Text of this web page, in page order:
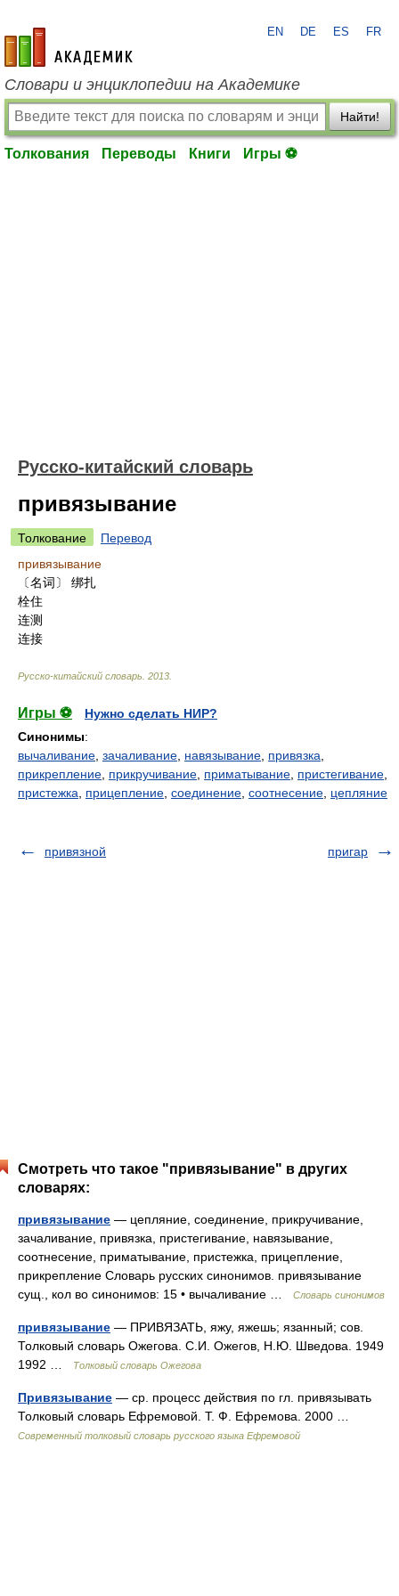
academic.ru
EN DE ES FR
Словари и энциклопедии на Академике
Найти!
Толкования Переводы Книги Игры ⚽
Русско-китайский словарь
привязывание
Толкование
Перевод
привязывание
〔名词〕 绑扎
栓住
连测
连接
Русско-китайский словарь 2013
Игры ⚽
Нужно сделать НИР?
Синонимы:
вычаливание зачаливание навязывание привязка
прикрепление прикручивание приматывание пристегивание
пристежка
прицепление соединение соотнесение цепляние
привязной пригар
Смотреть что такое "привязывание" в других
словарях:
привязывание — цепляние, соединение, прикручивание,
зачаливание, привязка, пристегивание, навязывание,
соотнесение, приматывание, пристежка, прицепление,
прикрепление Словарь русских синонимов. привязывание
сущ., кол во синонимов: 15 • вычаливание …
Словарь синонимов
привязывание — ПРИВЯЗАТЬ, яжу, яжешь; язанный; сов.
Толковый словарь Ожегова. С.И. Ожегов, Н.Ю. Шведова. 1949
1992 …
Толковый словарь Ожегова
Привязывание — ср. процесс действия по гл. привязывать
Толковый словарь Ефремовой. Т. Ф. Ефремова. 2000 …
Современный толковый словарь русского языка Ефремовой